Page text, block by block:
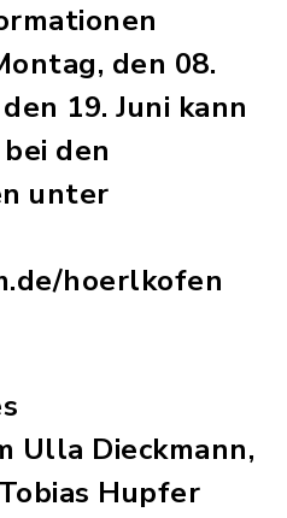
den 08.
19. Juni kann
den
unter
hoerlkofen
Ulla Dieckmann,
Hupfer